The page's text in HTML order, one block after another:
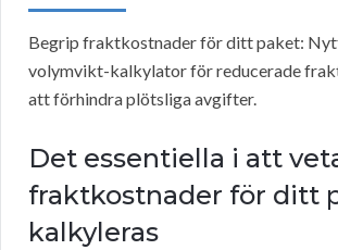
Begrip fraktkostnader för ditt paket:
volymvikt-kalkylator för reducerade
att förhindra plötsliga avgifter.
Det essentiella i att
fraktkostnader för ditt
kalkyleras